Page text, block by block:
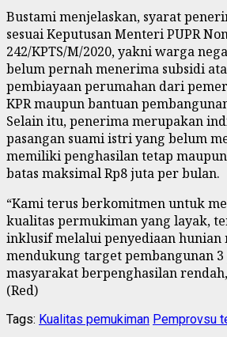
Bustami menjelaskan, syarat
sesuai Keputusan Menteri PUPR
242/KPTS/M/2020, yakni warga
belum pernah menerima subsidi
pembiayaan perumahan dari
KPR maupun bantuan
Selain itu, penerima merupakan
pasangan suami istri yang belum
memiliki penghasilan tetap
batas maksimal Rp8 juta per bulan.
“Kami terus berkomitmen untuk
kualitas permukiman yang layak,
inklusif melalui penyediaan hunian
mendukung target pembangunan
masyarakat berpenghasilan
(Red)
Tags: Kualitas pemukiman Pemprovsu